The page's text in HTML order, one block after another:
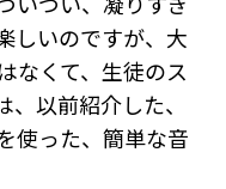
しいのですが、大
なくて、生徒のス
以前紹介した、
使った、簡単な音